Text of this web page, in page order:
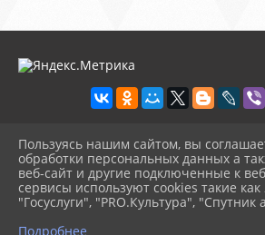
2026 г. centr-mho.obrkril.ru
Вход
Карта сайта
Политика обработки персональных
Пользуясь нашим сайтом, вы
обработки персональных данных а
веб-сайт и другие подключенные к
сервисы используют cookies такие
"Госуслуги", "PRO.Культура", "Спутник
Подробнее